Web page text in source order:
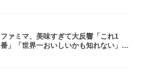
ファミマ、美味すぎて大反響「これ1
番」「世界一おいしいかも知れない」